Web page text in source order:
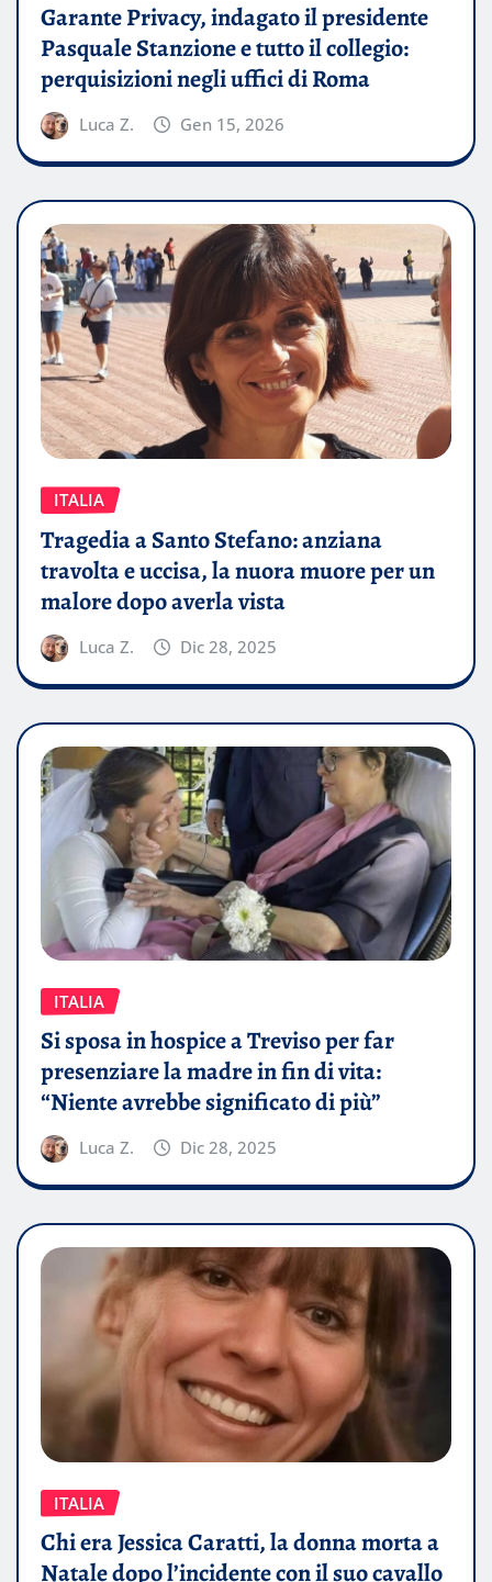
Garante Privacy, indagato il presidente
Pasquale Stanzione e tutto il collegio:
perquisizioni negli uffici di Roma
Luca Z. Gen 15, 2026
ITALIA
Tragedia a Santo Stefano: anziana
travolta e uccisa, la nuora muore per un
malore dopo averla vista
Luca Z. Dic 28, 2025
ITALIA
Si sposa in hospice a Treviso per far
presenziare la madre in fin di vita:
“Niente avrebbe significato di più”
Luca Z. Dic 28, 2025
ITALIA
Chi era Jessica Caratti, la donna morta a
Natale dopo l’incidente con il suo cavallo